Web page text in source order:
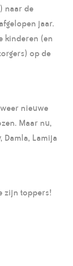
naar de
jaar.
kinderen (en
op de
nieuwe
Maar nu,
Damla, Lamija
zijn toppers!